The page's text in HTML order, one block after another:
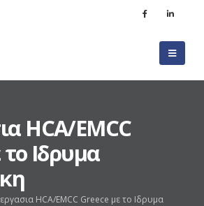
HCA/EMCC
Ιδρυμα
HCA/EMCC Greece με το Ιδρυμα